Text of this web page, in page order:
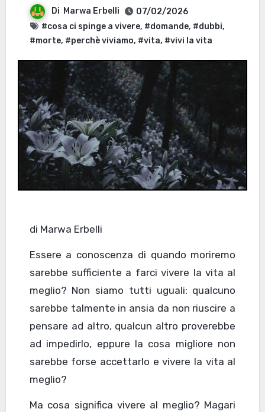
Di Marwa Erbelli
07/02/2026
#cosa ci spinge a vivere, #domande, #dubbi,
#morte, #perchè viviamo, #vita, #vivi la vita
di Marwa Erbelli
Essere a conoscenza di quando moriremo
sarebbe sufficiente a farci vivere la vita al
meglio? Non siamo tutti uguali: qualcuno
sarebbe talmente in ansia da non riuscire a
pensare ad altro, qualcun altro proverebbe
ad impedirlo, eppure la cosa migliore non
sarebbe forse accettarlo e vivere la vita al
meglio?
Ma cosa significa vivere al meglio? Magari